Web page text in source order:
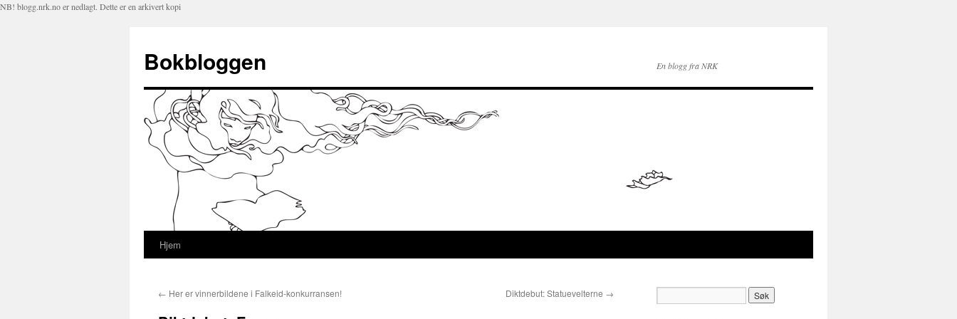
NB! blogg.nrk.no er nedlagt. Dette er en arkivert kopi
Bokbloggen En blogg fra NRK
Hopp
innhold
Hjem
← Her er vinnerbildene i Falkeid-konkurransen! Diktdebut: Statuevelterne →